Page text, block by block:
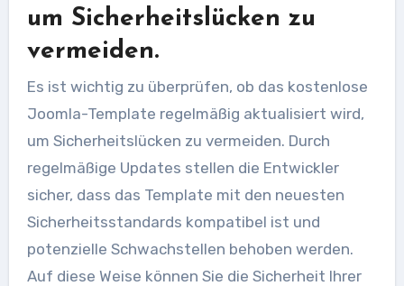
um Sicherheitslücken zu
vermeiden.
Es ist wichtig zu überprüfen, ob das kostenlose
Joomla-Template regelmäßig aktualisiert wird,
um Sicherheitslücken zu vermeiden. Durch
regelmäßige Updates stellen die Entwickler
sicher, dass das Template mit den neuesten
Sicherheitsstandards kompatibel ist und
potenzielle Schwachstellen behoben werden.
Auf diese Weise können Sie die Sicherheit Ihrer